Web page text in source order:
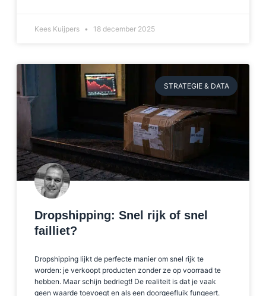
Kees Kuijpers 18 december 2025
STRATEGIE & DATA
Dropshipping: Snel rijk of snel
failliet?
Dropshipping lijkt de perfecte manier om snel rijk te
worden: je verkoopt producten zonder ze op voorraad te
hebben. Maar schijn bedriegt! De realiteit is dat je vaak
geen waarde toevoegt en als een doorgeefluik fungeert.